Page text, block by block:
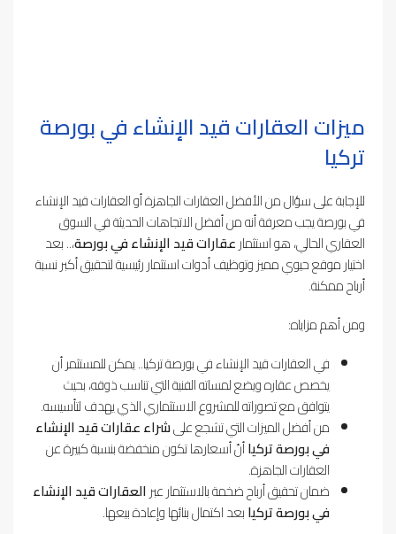
ميزاتالعقارات قيد الإنشاء في بورصة
تركيا
للإجابة على سؤال من الأفضل العقارات الجاهزة أو العقارات قيد الإنشاء
في بورصة يجب معرفة أنه من أفضل الاتجاهات الحديثة في السوق
العقاري الحالي، هو استثمارعقارات قيد الإنشاء في بورصة،.. بعد
اختيار موقع حيوي مميز وتوظيف أدوات استثمار رئيسية لتحقيق أكبر نسبة
أرباح ممكنة.
ومن أهم مزاياه:
في العقارات قيد الإنشاء في بورصة تركيا.. يمكن للمستثمر أن
يخصص عقاره ويضع لمساته الفنية التي تناسب ذوقه، بحيث
يتوافق مع تصوراته للمشروع الاستثماري الذي يهدف لتأسيسه.
من أفضل الميزات التي تشجع علىشراء عقارات قيد الإنشاء
في بورصة تركياأنّ أسعارها تكون منخفضة بنسبة كبيرة عن
العقارات الجاهزة.
ضمان تحقيق أرباح ضخمة بالاستثمار عبرالعقارات قيد الإنشاء
في بورصة تركيابعد اكتمال بنائها وإعادة بيعها.